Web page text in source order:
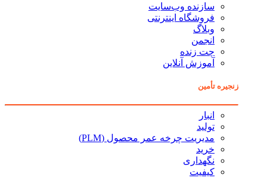
سازنده وب‌سایت
فروشگاه اینترنتی
وبلاگ
انجمن
چت زنده
آموزش آنلاین
زنجیره تأمین
انبار
تولید
مدیریت چرخه عمر محصول (PLM)
خرید
نگهداری
کیفیت